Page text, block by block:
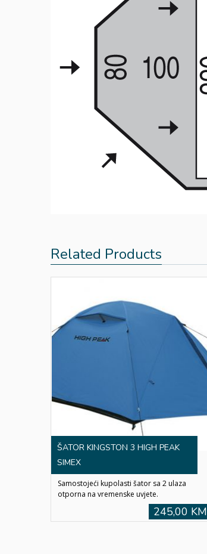
Related Products
ŠATOR KINGSTON 3 HIGH PEAK
SIMEX
Samostojeći kupolasti šator sa 2 ulaza
otporna na vremenske uvjete.
245,00 KM